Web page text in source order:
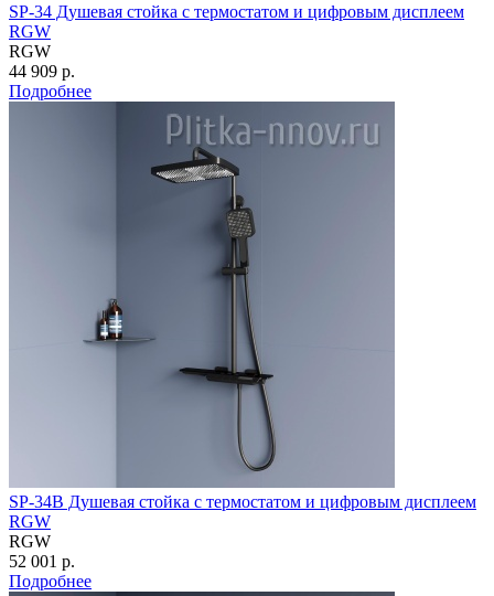
SP-34 Душевая стойка с термостатом и цифровым дисплеем
RGW
RGW
44 909 р.
Подробнее
SP-34B Душевая стойка с термостатом и цифровым дисплеем
RGW
RGW
52 001 р.
Подробнее